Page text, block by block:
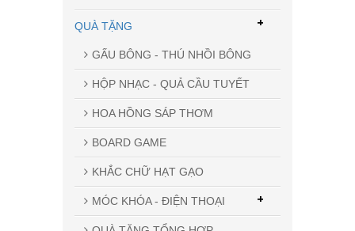
QUÀ TẶNG
GẤU BÔNG - THÚ NHỒI BÔNG
HỘP NHẠC - QUẢ CẦU TUYẾT
HOA HỒNG SÁP THƠM
BOARD GAME
KHẮC CHỮ HẠT GẠO
MÓC KHÓA - ĐIỆN THOẠI +
+